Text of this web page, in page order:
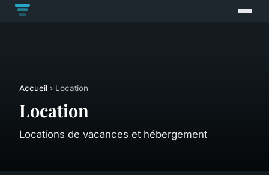
Accueil › Location
Location
Locations de vacances et hébergement